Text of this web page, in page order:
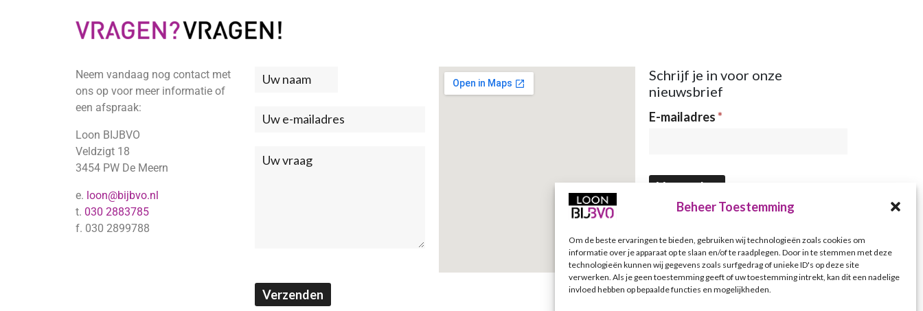
Beheer Toestemming
Om de beste ervaringen te bieden, gebruiken wij technologieën zoals cookies om
informatie over je apparaat op te slaan en/of te raadplegen. Door in te stemmen met deze
technologieën kunnen wij gegevens zoals surfgedrag of unieke ID's op deze site
verwerken. Als je geen toestemming geeft of uw toestemming intrekt, kan dit een nadelige
invloed hebben op bepaalde functies en mogelijkheden.
Neem vandaag nog contact met
ons op voor meer informatie of
een afspraak:
Loon BIJBVO
Veldzigt 18
3454 PW De Meern
e. loon@bijbvo.nl
t. 030 2883785
f. 030 2899788
Neem
met
ons
Verzenden
Schrijf je in voor onze
nieuwsbrief
Nieuwsbrief
E-mailadres*
Verzenden